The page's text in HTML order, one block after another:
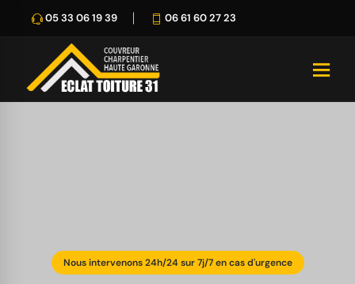
05 33 06 19 39 06 61 60 27 23
Nous intervenons 24h/24 sur 7j/7 en cas d'urgence